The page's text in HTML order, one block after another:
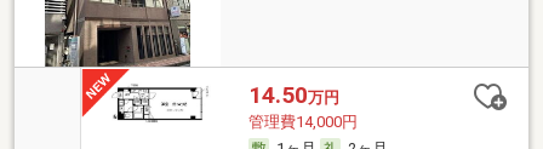
14.50万円
管理費14,000円